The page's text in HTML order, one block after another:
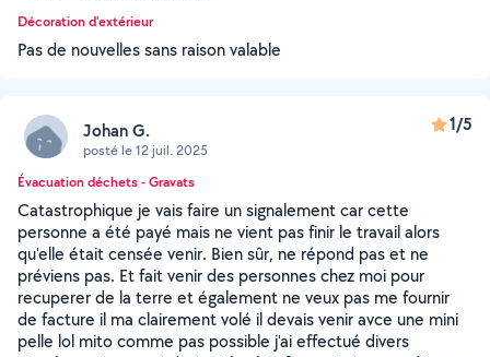
Décoration d'extérieur
Pas de nouvelles sans raison valable
Johan G.
posté le 12 juil. 2025
1/5
Évacuation déchets - Gravats
Catastrophique je vais faire un signalement car cette
personne a été payé mais ne vient pas finir le travail alors
qu'elle était censée venir. Bien sûr, ne répond pas et ne
préviens pas. Et fait venir des personnes chez moi pour
recuperer de la terre et également ne veux pas me fournir
de facture il ma clairement volé il devais venir avce une mini
pelle lol mito comme pas possible j'ai effectué divers